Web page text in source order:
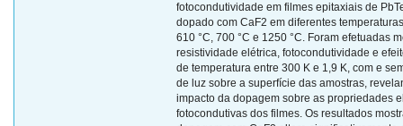
fotocondutividade em filmes epitaxiais de
dopado com CaF2 em diferentes
610 °C, 700 °C e 1250 °C. Foram efetuadas
resistividade elétrica, fotocondutividade e
de temperatura entre 300 K e 1,9 K, com e
de luz sobre a superfície das amostras,
impacto da dopagem sobre as propriedades
fotocondutivas dos filmes. Os resultados